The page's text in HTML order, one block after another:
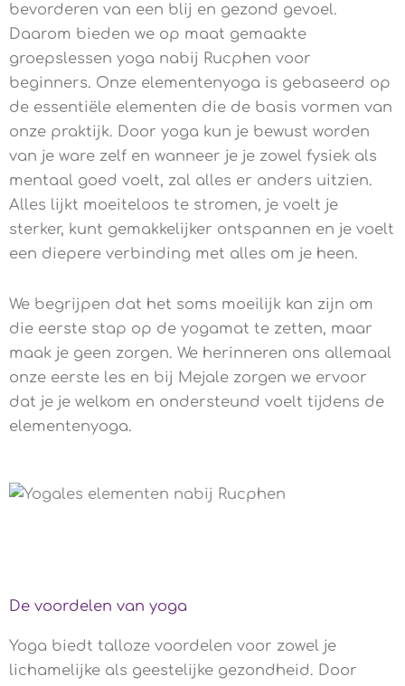
bevorderen van een blij en gezond gevoel.
Daarom bieden we op maat gemaakte
groepslessen yoga nabij Rucphen voor
beginners. Onze elementenyoga is gebaseerd op
de essentiële elementen die de basis vormen van
onze praktijk. Door yoga kun je bewust worden
van je ware zelf en wanneer je je zowel fysiek als
mentaal goed voelt, zal alles er anders uitzien.
Alles lijkt moeiteloos te stromen, je voelt je
sterker, kunt gemakkelijker ontspannen en je voelt
een diepere verbinding met alles om je heen.
We begrijpen dat het soms moeilijk kan zijn om
die eerste stap op de yogamat te zetten, maar
maak je geen zorgen. We herinneren ons allemaal
onze eerste les en bij Mejale zorgen we ervoor
dat je je welkom en ondersteund voelt tijdens de
elementenyoga.
De voordelen van yoga
Yoga biedt talloze voordelen voor zowel je
lichamelijke als geestelijke gezondheid. Door